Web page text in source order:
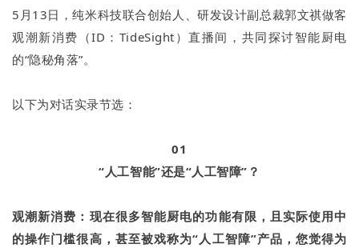
5月13日，纯米科技联合创始人、研发设计副总裁郭文祺做客
观潮新消费（ID：TideSight）直播间，共同探讨智能厨电
的“隐秘角落”。
以下为对话实录节选：
01
“人工智能”还是“人工智障”？
观潮新消费：现在很多智能厨电的功能有限，且实际使用中
的操作门槛很高，甚至被戏称为“人工智障”产品，您觉得为